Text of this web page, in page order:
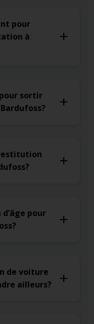
pour
à
sortir
pour
de voiture
ailleurs?